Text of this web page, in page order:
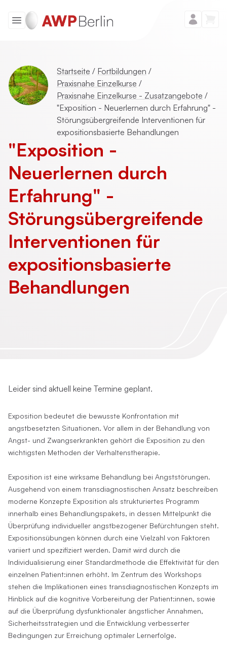
Startseite / Fortbildungen /
Praxisnahe Einzelkurse /
Praxisnahe Einzelkurse - Zusatzangebote /
"Exposition - Neuerlernen durch Erfahrung" -
Störungsübergreifende Interventionen für
expositionsbasierte Behandlungen
"Exposition -
Neuerlernen durch
Erfahrung" -
Störungsübergreifende
Interventionen für
expositions­basierte
Behandlungen
Exposition bedeutet die bewusste Konfrontation mit
angstbesetzten Situationen. Vor allem in der Behandlung von
Angst- und Zwangserkrankten gehört die Exposition zu den
wichtigsten Methoden der Verhaltenstherapie.
Exposition ist eine wirksame Behandlung bei Angststörungen.
Ausgehend von einem transdiagnostischen Ansatz beschreiben
moderne Konzepte Exposition als strukturiertes Programm
innerhalb eines Behandlungspakets, in dessen Mittelpunkt die
Überprüfung individueller angstbezogener Befürchtungen steht.
Expositionsübungen können durch eine Vielzahl von Faktoren
variiert und spezifiziert werden. Damit wird durch die
Individualisierung einer Standardmethode die Effektivität für den
einzelnen Patient:innen erhöht. Im Zentrum des Workshops
stehen die Implikationen eines transdiagnostischen Konzepts im
Hinblick auf die kognitive Vorbereitung der Patient:innen, sowie
auf die Überprüfung dysfunktionaler ängstlicher Annahmen,
Sicherheitsstrategien und die Entwicklung verbesserter
Bedingungen zur Erreichung optimaler Lernerfolge.
Leider sind aktuell keine Termine geplant.